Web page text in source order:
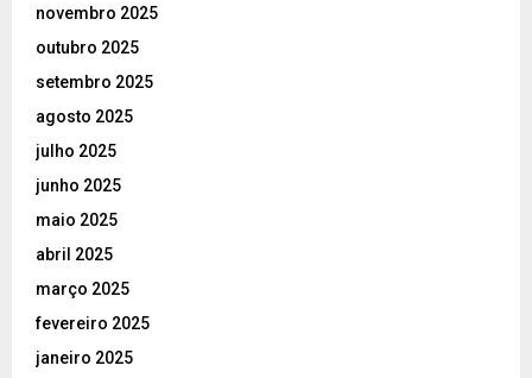
novembro 2025
outubro 2025
setembro 2025
agosto 2025
julho 2025
junho 2025
maio 2025
abril 2025
março 2025
fevereiro 2025
janeiro 2025